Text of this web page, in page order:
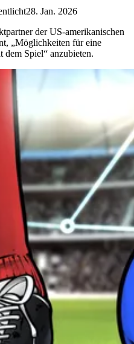
28. Jan. 2026
der US-amerikanischen
„Möglichkeiten für eine
dem Spiel“ anzubieten.